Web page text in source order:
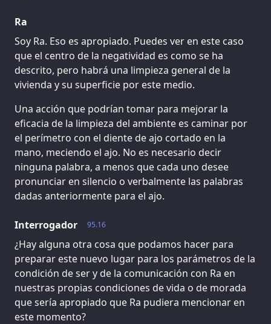
Ra
Soy Ra. Eso es apropiado. Puedes ver en este caso
que el centro de la negatividad es como se ha
descrito, pero habrá una limpieza general de la
vivienda y su superficie por este medio.
Una acción que podrían tomar para mejorar la
eficacia de la limpieza del ambiente es caminar por
el perímetro con el diente de ajo cortado en la
mano, meciendo el ajo. No es necesario decir
ninguna palabra, a menos que cada uno desee
pronunciar en silencio o verbalmente las palabras
dadas anteriormente para el ajo.
95.16
Interrogador
¿Hay alguna otra cosa que podamos hacer para
preparar este nuevo lugar para los parámetros de la
condición de ser y de la comunicación con Ra en
nuestras propias condiciones de vida o de morada
que sería apropiado que Ra pudiera mencionar en
este momento?